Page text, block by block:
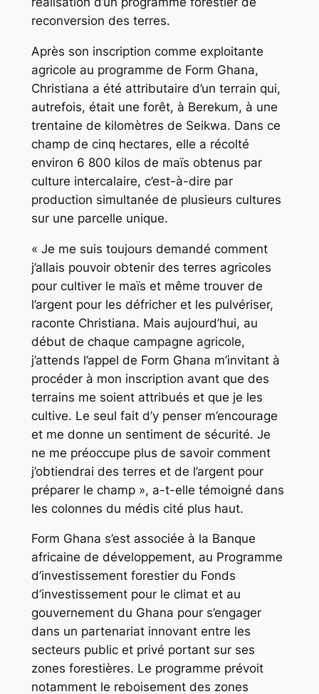
reconversion des terres.
Après son inscription comme exploitante
agricole au programme de Form Ghana,
Christiana a été attributaire d’un terrain qui,
autrefois, était une forêt, à Berekum, à une
trentaine de kilomètres de Seikwa. Dans ce
champ de cinq hectares, elle a récolté
environ 6 800 kilos de maïs obtenus par
culture intercalaire, c’est-à-dire par
production simultanée de plusieurs cultures
sur une parcelle unique.
« Je me suis toujours demandé comment
j’allais pouvoir obtenir des terres agricoles
pour cultiver le maïs et même trouver de
l’argent pour les défricher et les pulvériser,
raconte Christiana. Mais aujourd’hui, au
début de chaque campagne agricole,
j’attends l’appel de Form Ghana m’invitant à
procéder à mon inscription avant que des
terrains me soient attribués et que je les
cultive. Le seul fait d’y penser m’encourage
et me donne un sentiment de sécurité. Je
ne me préoccupe plus de savoir comment
j’obtiendrai des terres et de l’argent pour
préparer le champ », a-t-elle témoigné dans
les colonnes du médis cité plus haut.
Form Ghana s’est associée à la Banque
africaine de développement, au Programme
d’investissement forestier du Fonds
d’investissement pour le climat et au
gouvernement du Ghana pour s’engager
dans un partenariat innovant entre les
secteurs public et privé portant sur ses
zones forestières. Le programme prévoit
notamment le reboisement des zones